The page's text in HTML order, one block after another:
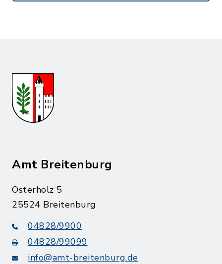
Amt Breitenburg
Osterholz 5
25524 Breitenburg
04828/9900
04828/99099
info@amt-breitenburg.de